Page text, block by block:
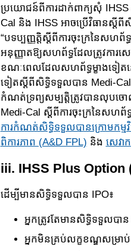
ប្រយោជន៍ពី​ការដាក់​ពាក្យ​សុំ IHSS
Cal និ​ង IHSS អាចប្រើ​វិធានស្
“បទប្បញ្ញត្តិស្ដីពីការចុះក្រ​នៃ​សហ​ព័
អនុញ្ញាតឱ្យសហព័ទ្ធដែលត្រូវការស
ខណៈពេលដែលសហព័ទ្ធម្ខាងទៀតន
ទៀត​ស្ដីពី​សិទ្ធិទទួលបាន Medi-
កំណត់ទ្រព្យសម្បត្តិត្រូវ​បានលុបចោ
Medi-Cal ស្ដីពីការចុះក្រនៃសហ
ការកំណត់សិទ្ធិទទួលបានក្រោមកម្
ពិការភាព (A&D FPL) និង សេវា
iii. IHSS Plus Option
ដើម្បីមានសិទ្ធិទទួលបាន IPO៖
អ្នកត្រូវតែមានសិទ្ធិទទួល
អ្នកមិនគ្រប់លក្ខខណ្ឌសម្រាប់